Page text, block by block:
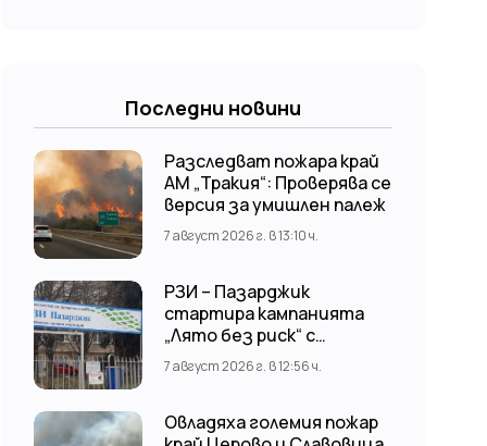
Последни новини
Разследват пожара край
АМ „Тракия“: Проверява се
версия за умишлен палеж
7 август 2026 г. в 13:10 ч.
РЗИ – Пазарджик
стартира кампанията
„Лято без риск“ с
безплатни и анонимни
изследвания за ХИВ
7 август 2026 г. в 12:56 ч.
Овладяха големия пожар